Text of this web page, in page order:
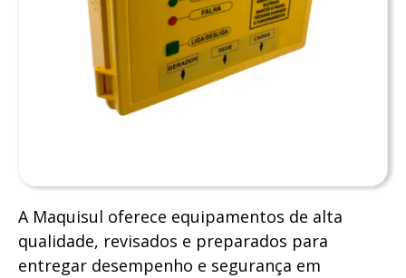
A Maquisul oferece equipamentos de alta
qualidade, revisados e preparados para
entregar desempenho e segurança em